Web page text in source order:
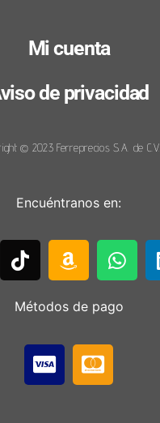
Mi cuenta
de privacidad
© 2023 Ferreprecios S.A. de C.V.
Encuéntranos en:
Métodos de pago